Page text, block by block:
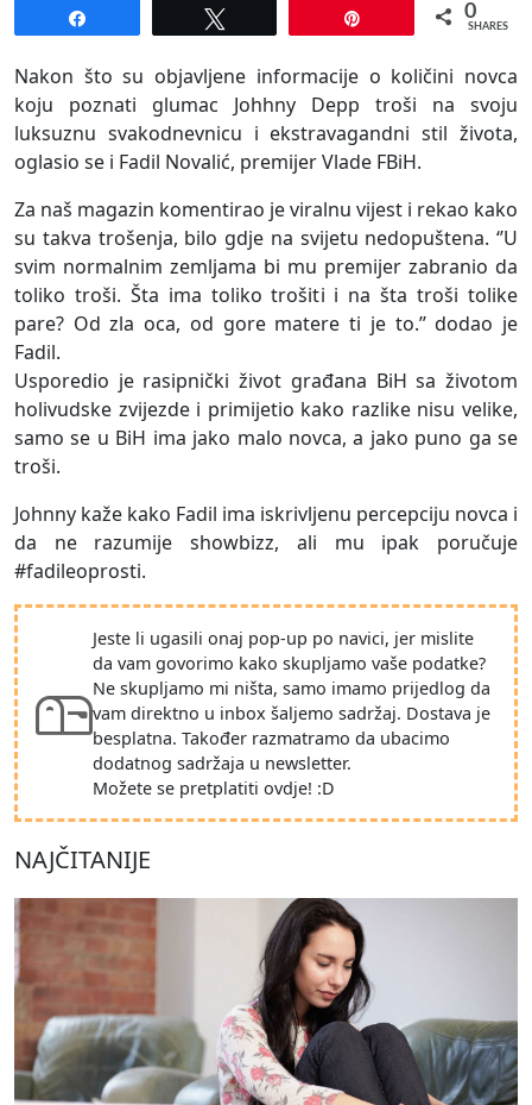
0
SHARES
Nakon što su objavljene informacije o količini novca
koju poznati glumac Johhny Depp troši na svoju
luksuznu svakodnevnicu i ekstravagandni stil života,
oglasio se i Fadil Novalić, premijer Vlade FBiH.
Za naš magazin komentirao je viralnu vijest i rekao kako
su takva trošenja, bilo gdje na svijetu nedopuštena. ‘’U
svim normalnim zemljama bi mu premijer zabranio da
toliko troši. Šta ima toliko trošiti i na šta troši tolike
pare? Od zla oca, od gore matere ti je to.’’ dodao je
Fadil.
Usporedio je rasipnički život građana BiH sa životom
holivudske zvijezde i primijetio kako razlike nisu velike,
samo se u BiH ima jako malo novca, a jako puno ga se
troši.
Johnny kaže kako Fadil ima iskrivljenu percepciju novca i
da ne razumije showbizz, ali mu ipak poručuje
#fadileoprosti.
Jeste li ugasili onaj pop-up po navici, jer mislite
da vam govorimo kako skupljamo vaše podatke?
Ne skupljamo mi ništa, samo imamo prijedlog da
vam direktno u inbox šaljemo sadržaj. Dostava je
besplatna. Također razmatramo da ubacimo
dodatnog sadržaja u newsletter.
Možete se pretplatiti ovdje! :D
NAJČITANIJE